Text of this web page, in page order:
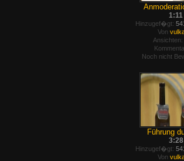
1:11
Hinzugef�gt:
Von
Ansichten:
Noch nicht
Führung
3:28
Hinzugef�gt:
Von